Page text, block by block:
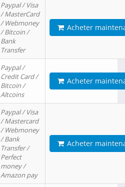
Paypal / Visa
/ MasterCard
/ Webmoney
/ Bitcoin /
Bank
Transfer
Acheter
Paypal /
Credit Card /
Bitcoin /
Altcoins
Acheter
Paypal / Visa
/ Mastercard
/ Webmoney
/ Bank
Transfer /
Perfect
money /
Amazon pay
Acheter